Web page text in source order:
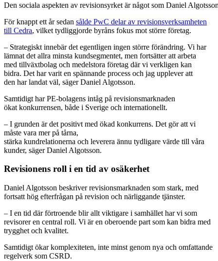
Den sociala aspekten av revisionsyrket är något som Daniel
För knappt ett år sedan sålde PwC delar av revisionsverksamheten
till Cedra, vilket tydliggjorde byråns fokus mot större företag.
– Strategiskt innebär det egentligen ingen större förändring. Vi har
lämnat det allra minsta kundsegmentet, men fortsätter att arbeta
med tillväxtbolag och medelstora företag där vi verkligen kan
bidra. Det har varit en spännande process och jag upplever att
den har landat väl, säger Daniel Algotsson.
Samtidigt har PE-bolagens intåg på revisionsmarknaden
ökat konkurrensen, både i Sverige och internationellt.
– I grunden är det positivt med ökad konkurrens. Det gör att vi
måste vara mer på tårna,
stärka kundrelationerna och leverera ännu tydligare värde till våra
kunder, säger Daniel Algotsson.
Revisionens roll i en tid av osäkerhet
Daniel Algotsson beskriver revisionsmarknaden som stark, med
fortsatt hög efterfrågan på revision och närliggande tjänster.
– I en tid där förtroende blir allt viktigare i samhället har vi som
revisorer en central roll. Vi är en oberoende part som kan bidra med
trygghet och kvalitet.
Samtidigt ökar komplexiteten, inte minst genom nya och omfattande
regelverk som CSRD.